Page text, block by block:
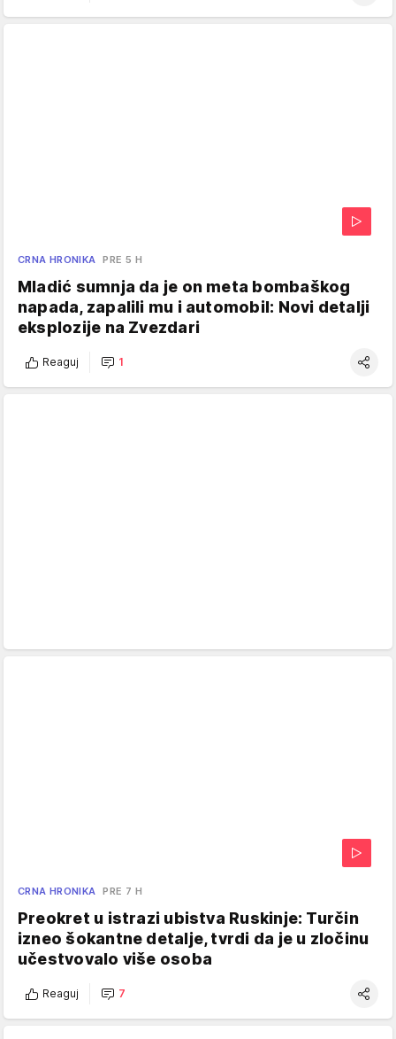
CRNA HRONIKA PRE 5 H
Mladić sumnja da je on meta bombaškog
napada, zapalili mu i automobil: Novi detalji
eksplozije na Zvezdari
Reaguj 1
CRNA HRONIKA PRE 7 H
Preokret u istrazi ubistva Ruskinje: Turčin
izneo šokantne detalje, tvrdi da je u zločinu
učestvovalo više osoba
Reaguj 7